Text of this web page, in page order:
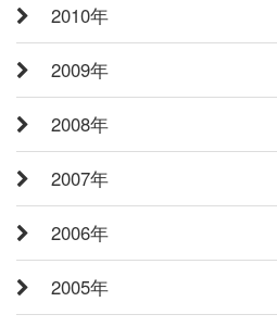
2010年
2009年
2008年
2007年
2006年
2005年